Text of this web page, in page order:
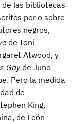
las bibliotecas
por o sobre
negros,
de Toni
Atwood, y
Gay de Juno
Pero la medida
de
King,
de León